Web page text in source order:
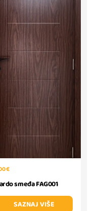
€
smeđa FAG001
SAZNAJ VIŠE